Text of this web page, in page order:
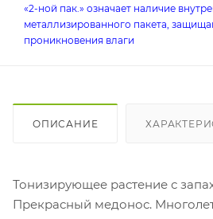
«2-ной пак.» означает наличие
металлизированного пакета,
проникновения влаги
ОПИСАНИЕ
Тонизирующее растение с
Прекрасный медонос. Многолетнее растение